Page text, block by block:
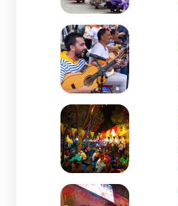
Zoom de l'image
Zoom de l'image
Zoom de l'image